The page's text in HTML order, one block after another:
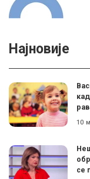
Најновије
10
се